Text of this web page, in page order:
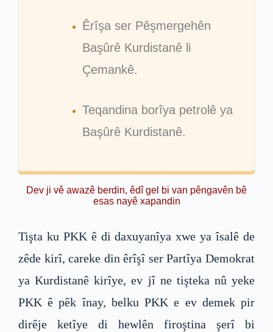
Êrîşa ser Pêşmergehên
Başûrê Kurdistanê li
Çemankê.
Teqandina borîya petrolê ya
Başûrê Kurdistanê.
Dev ji vê awazê berdin, êdî gel bi van pêngavên bê
esas nayê xapandin
Tişta ku PKK ê di daxuyanîya xwe ya îsalê de
zêde kirî, careke din êrîşî ser Partîya Demokrat
ya Kurdistanê kirîye, ev jî ne tişteka nû yeke
PKK ê pêk înay, belku PKK e ev demek pir
dirêje ketîye di hewlên firoştina şerî bi